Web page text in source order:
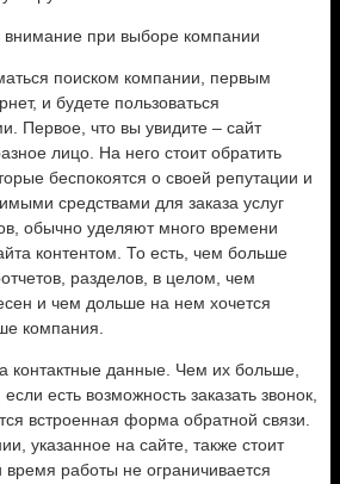
внимание при выборе компании
поиском компании, первым
и будете пользоваться
Первое, что вы увидите – сайт
лицо. На него стоит обратить
беспокоятся о своей репутации и
средствами для заказа услуг
обычно уделяют много времени
контентом. То есть, чем больше
разделов, в целом, чем
и чем дольше на нем хочется
компания.
контактные данные. Чем их больше,
есть возможность заказать звонок,
встроенная форма обратной связи.
указанное на сайте, также стоит
работы не ограничивается